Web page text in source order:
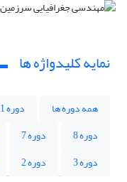
نمایه کلیدواژه ها
همه دوره ها دوره 11
دوره 8
دوره 7
دوره 3
دوره 2